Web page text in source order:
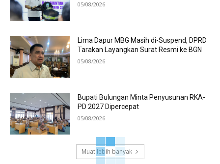
05/08/2026
Lima Dapur MBG Masih di-Suspend, DPRD
Tarakan Layangkan Surat Resmi ke BGN
05/08/2026
Bupati Bulungan Minta Penyusunan RKA-
PD 2027 Dipercepat
05/08/2026
Muat lebih banyak